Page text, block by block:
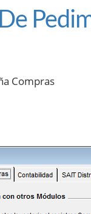
Compras